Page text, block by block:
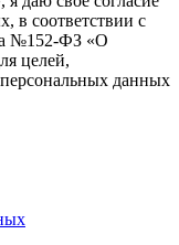
в соответствии с
№152-ФЗ «О
целей,
данных